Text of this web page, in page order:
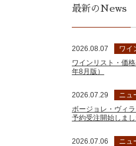
最新のNews
2026.08.07
ワイ
ワインリスト・価
年8月版）
2026.07.29 ニュ
ボージョレ・ヴィ
予約受注開始しまし
2026.07.06
ニュ